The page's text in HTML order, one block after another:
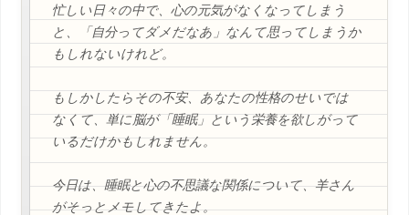
忙しい日々の中で、心の元気がなくなってしまう
と、「自分ってダメだなあ」なんて思ってしまうか
もしれないけれど。
もしかしたらその不安、あなたの性格のせいでは
なくて、単に脳が「睡眠」という栄養を欲しがって
いるだけかもしれません。
今日は、睡眠と心の不思議な関係について、羊さん
がそっとメモしてきたよ。